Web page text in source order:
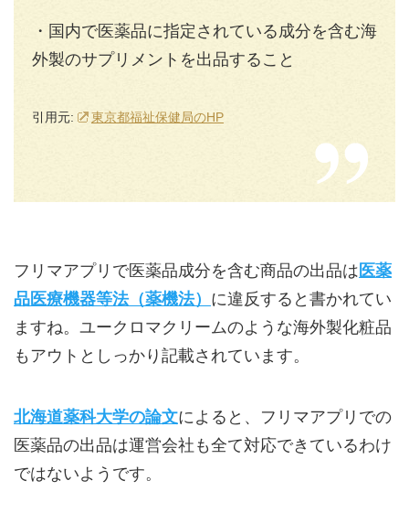
・国内で医薬品に指定されている成分を含む海
外製のサプリメントを出品すること
引用元: 東京都福祉保健局のHP
フリマアプリで医薬品成分を含む商品の出品は 医薬
品医療機器等法（薬機法） に違反すると書かれてい
ますね。ユークロマクリームのような海外製化粧品
もアウトとしっかり記載されています。
北海道薬科大学の論文によると、フリマアプリでの
医薬品の出品は運営会社も全て対応できているわけ
ではないようです。